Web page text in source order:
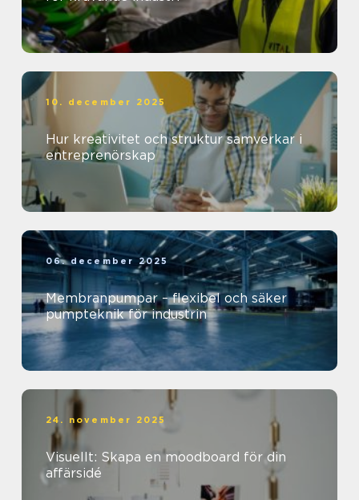
10. december 2025
Hur kreativitet och struktur samverkar i
entreprenörskap
06. december 2025
Membranpumpar – flexibel och säker
pumpteknik för industrin
24. november 2025
Visuellt: Skapa en moodboard för din
affärsidé